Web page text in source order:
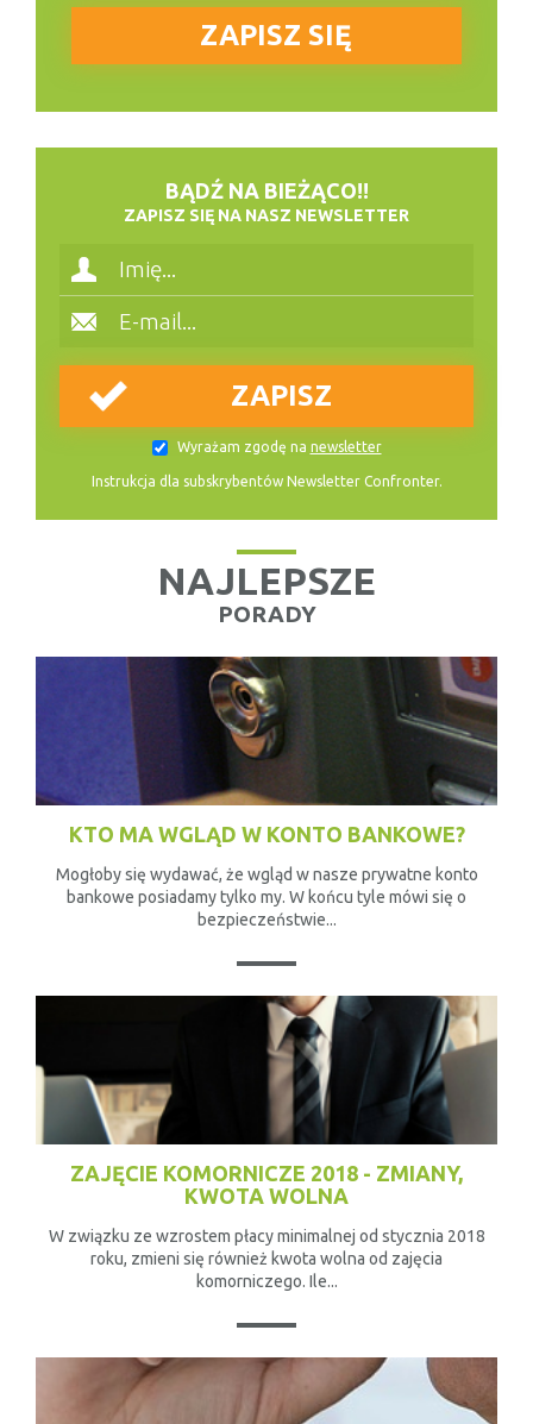
BĄDŹ NA BIEŻĄCO!!
ZAPISZ SIĘ NA NASZ NEWSLETTER
Wyrażam zgodę na newsletter
Instrukcja dla subskrybentów Newsletter Confronter.
NAJLEPSZE
PORADY
KTO MA WGLĄD W KONTO BANKOWE?
Mogłoby się wydawać, że wgląd w nasze prywatne konto
bankowe posiadamy tylko my. W końcu tyle mówi się o
bezpieczeństwie...
ZAJĘCIE KOMORNICZE 2018 - ZMIANY,
KWOTA WOLNA
W związku ze wzrostem płacy minimalnej od stycznia 2018
roku, zmieni się również kwota wolna od zajęcia
komorniczego. Ile...